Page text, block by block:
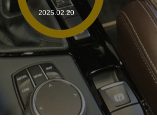
2025.02.20